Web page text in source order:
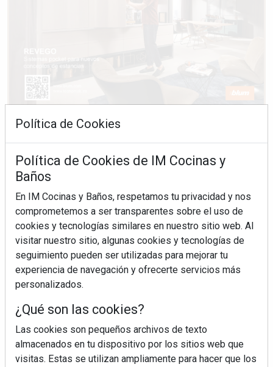
Política de Cookies
Política de Cookies de IM Cocinas y
Baños
En IM Cocinas y Baños, respetamos tu privacidad y nos
comprometemos a ser transparentes sobre el uso de
cookies y tecnologías similares en nuestro sitio web. Al
visitar nuestro sitio, algunas cookies y tecnologías de
seguimiento pueden ser utilizadas para mejorar tu
experiencia de navegación y ofrecerte servicios más
personalizados.
¿Qué son las cookies?
Las cookies son pequeños archivos de texto
almacenados en tu dispositivo por los sitios web que
visitas. Estas se utilizan ampliamente para hacer que los